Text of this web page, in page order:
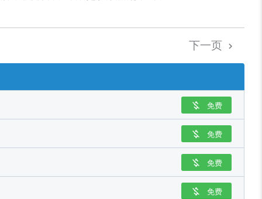
下一页 
 免费
 免费
 免费
 免费